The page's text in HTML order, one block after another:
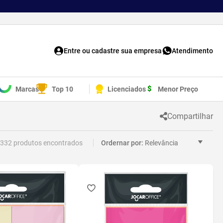
Entre ou cadastre sua empresa Atendimento
Marcas Top 10 Licenciados Menor Preço
Compartilhar
332 Relevância